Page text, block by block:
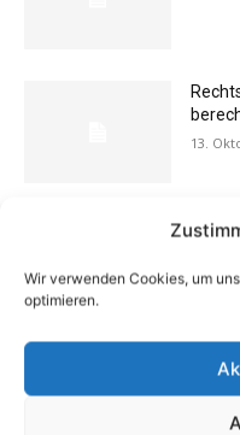
Wir verwenden Cookies, um
optimieren.
13.
31. Juli